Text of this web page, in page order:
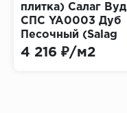
плитка) Салаг Вуд
СПС YA0003 Дуб
Песочный (Salag
Wood SPC)
4 216 ₽/м2